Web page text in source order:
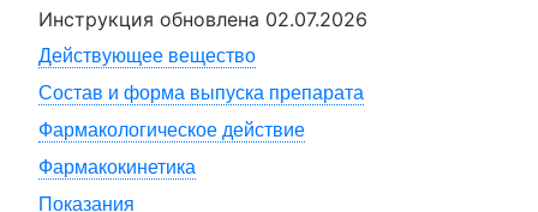
Инструкция обновлена 02.07.2026
Действующее вещество
Состав и форма выпуска препарата
Фармакологическое действие
Фармакокинетика
Показания